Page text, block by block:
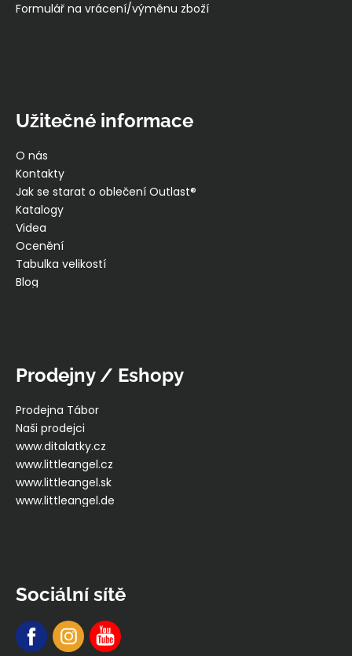
Formulář na vrácení/výměnu zboží
Užitečné informace
O nás
Kontakty
Jak se starat o oblečení Outlast®
Katalogy
Videa
Ocenění
Tabulka velikostí
Blog
Prodejny / Eshopy
Prodejna Tábor
Naši prodejci
www.ditalatky.cz
www.littleangel.cz
www.littleangel.sk
www.littleangel.de
Sociální sítě